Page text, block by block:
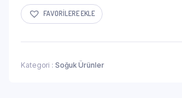
FAVORILERE EKLE
Kategori : Soğuk Ürünler